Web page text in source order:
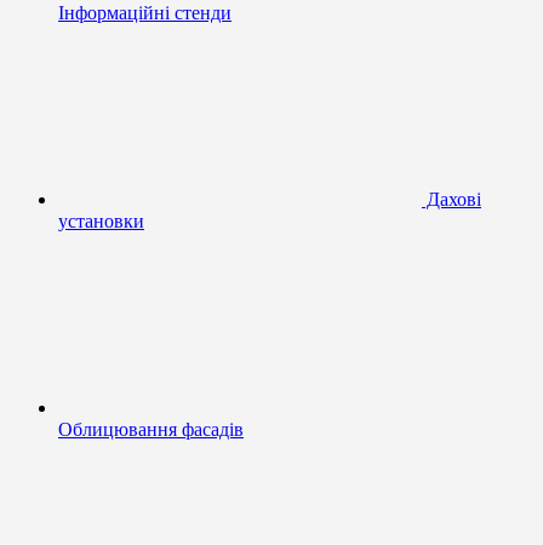
Інформаційні стенди
Дахові
установки
Облицювання фасадів